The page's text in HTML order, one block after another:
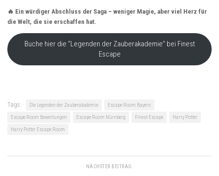
🔥 Ein würdiger Abschluss der Saga – weniger Magie, aber viel Herz für
die Welt, die sie erschaffen hat.
Buche hier die “Legenden der Zauberakademie” bei Finest
Escape
Tags: DIe Legenden der Zauberakademie
Escape Room Bayern
Escape Room Bewertungen
Escape Room Nürnberg Finest Escape
Harry Potter
Harry Potter Escape Room
NÄCHSTER BEITRAG